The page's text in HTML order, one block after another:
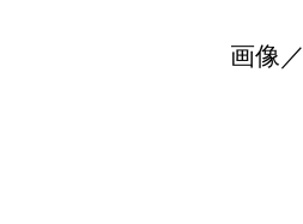
画像